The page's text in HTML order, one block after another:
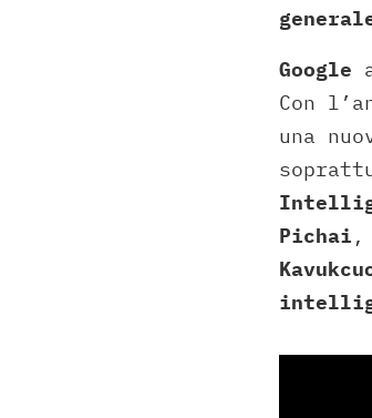
Google
Con
una
Pichai ,